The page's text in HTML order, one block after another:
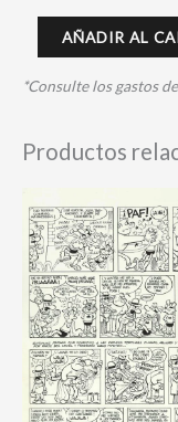
AÑADIR AL
*Consulte los gastos
Productos